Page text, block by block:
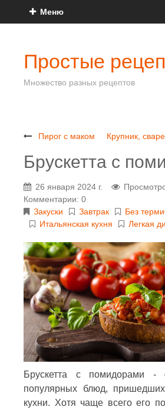
Меню
Простые
Множество разных рецептов
Пирог с маком Крупник,
Брускетта с
26 января 2024 г.
Комментарии: 0
Закуски
Завтрак
Без
Итальянская кухня
Легкая
Брускетта с помидорами
популярных блюд, пришедших
кухни. Хотя чаще всего его